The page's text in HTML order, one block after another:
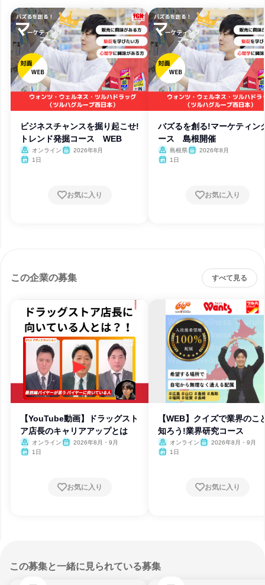
ビジネスチャンスを掘り起こせ!
トレンド発掘コース WEB
オンライン
2026年8月
1日
お気に入り
バズるを創る!マーケティン
ース 島根開催
島根県
2026年8月
1日
お気に入り
この企業の募集 すべて見る
【YouTube動画】ドラッグスト
ア店長のキャリアアップとは
オンライン
2026年8月・9月
1日
お気に入り
【WEB】クイズで業界のこ
知ろう!業界研究コース
オンライン
2026年8月・9月
1日
お気に入り
この募集と一緒に見られている募集